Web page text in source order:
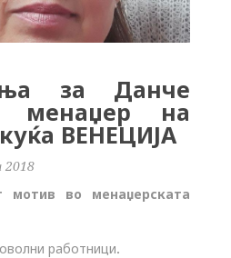
за Данче
менаџер на
ВЕНЕЦИЈА
2018
мотив во менаџерската
работници.